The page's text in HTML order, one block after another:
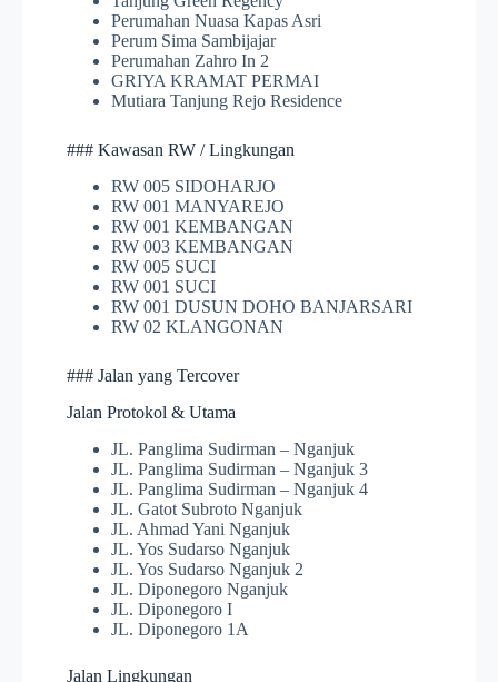
Perumahan Nuasa Kapas Asri
Perum Sima Sambijajar
Perumahan Zahro In 2
GRIYA KRAMAT PERMAI
Mutiara Tanjung Rejo Residence
### Kawasan RW / Lingkungan
RW 005 SIDOHARJO
RW 001 MANYAREJO
RW 001 KEMBANGAN
RW 003 KEMBANGAN
RW 005 SUCI
RW 001 SUCI
RW 001 DUSUN DOHO BANJARSARI
RW 02 KLANGONAN
### Jalan yang Tercover
Jalan Protokol & Utama
JL. Panglima Sudirman – Nganjuk
JL. Panglima Sudirman – Nganjuk 3
JL. Panglima Sudirman – Nganjuk 4
JL. Gatot Subroto Nganjuk
JL. Ahmad Yani Nganjuk
JL. Yos Sudarso Nganjuk
JL. Yos Sudarso Nganjuk 2
JL. Diponegoro Nganjuk
JL. Diponegoro I
JL. Diponegoro 1A
Jalan Lingkungan